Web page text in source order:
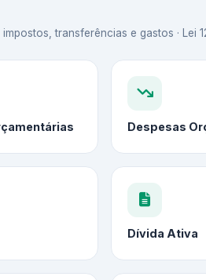
transferências e gastos · Lei
Despesas
Dívida Ativa